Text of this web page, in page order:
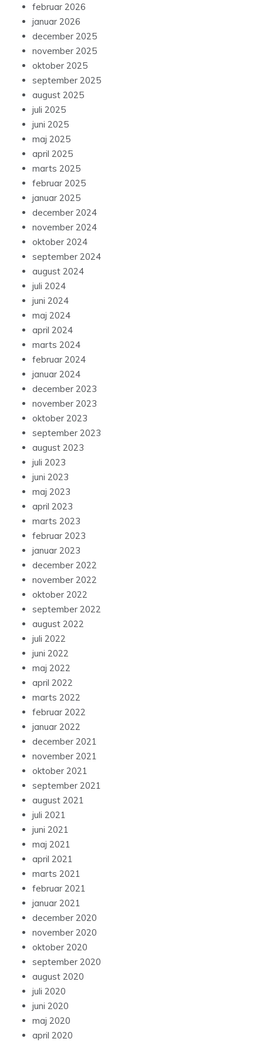
februar 2026
januar 2026
december 2025
november 2025
oktober 2025
september 2025
august 2025
juli 2025
juni 2025
maj 2025
april 2025
marts 2025
februar 2025
januar 2025
december 2024
november 2024
oktober 2024
september 2024
august 2024
juli 2024
juni 2024
maj 2024
april 2024
marts 2024
februar 2024
januar 2024
december 2023
november 2023
oktober 2023
september 2023
august 2023
juli 2023
juni 2023
maj 2023
april 2023
marts 2023
februar 2023
januar 2023
december 2022
november 2022
oktober 2022
september 2022
august 2022
juli 2022
juni 2022
maj 2022
april 2022
marts 2022
februar 2022
januar 2022
december 2021
november 2021
oktober 2021
september 2021
august 2021
juli 2021
juni 2021
maj 2021
april 2021
marts 2021
februar 2021
januar 2021
december 2020
november 2020
oktober 2020
september 2020
august 2020
juli 2020
juni 2020
maj 2020
april 2020